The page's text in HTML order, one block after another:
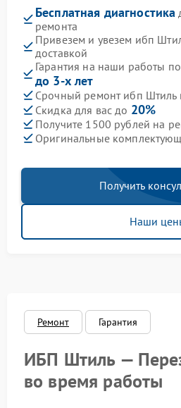
Бесплатная диагностика
ремонта
Привезем и увезем ибп
доставкой
Гарантия на наши работы
до 3-х лет
Срочный ремонт ибп Штиль
Скидка для вас до 20%
Получите 1500 рублей на
Оригинальные
Получить
Наши
Ремонт Гарантия
ИБП Штиль —
во время работы